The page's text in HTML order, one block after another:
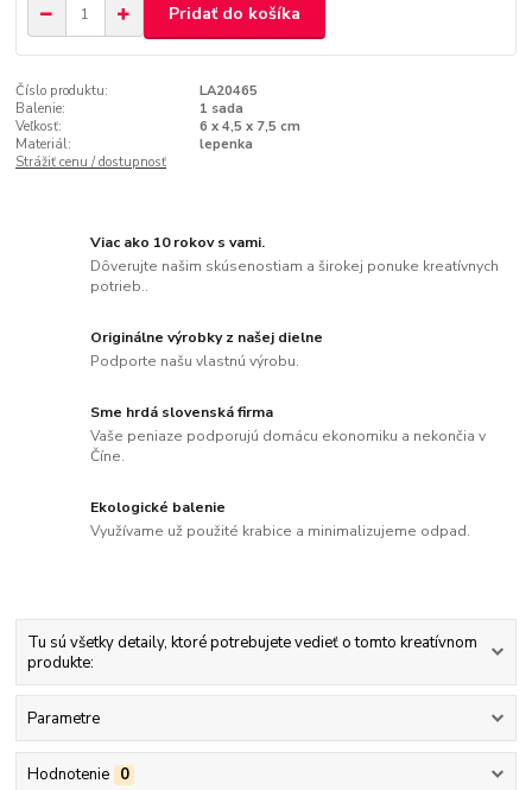
Pridať do košíka
Číslo produktu:
LA20465
Balenie:
1 sada
Veľkosť:
6 x 4,5 x 7,5 cm
Materiál:
lepenka
Strážiť cenu / dostupnosť
Viac ako 10 rokov s vami.
Dôverujte našim skúsenostiam a širokej ponuke kreatívnych
potrieb..
Originálne výrobky z našej dielne
Podporte našu vlastnú výrobu.
Sme hrdá slovenská firma
Vaše peniaze podporujú domácu ekonomiku a nekončia v
Číne.
Ekologické balenie
Využívame už použité krabice a minimalizujeme odpad.
Tu sú všetky detaily, ktoré potrebujete vedieť o tomto kreatívnom
produkte:
Parametre
Hodnotenie 0